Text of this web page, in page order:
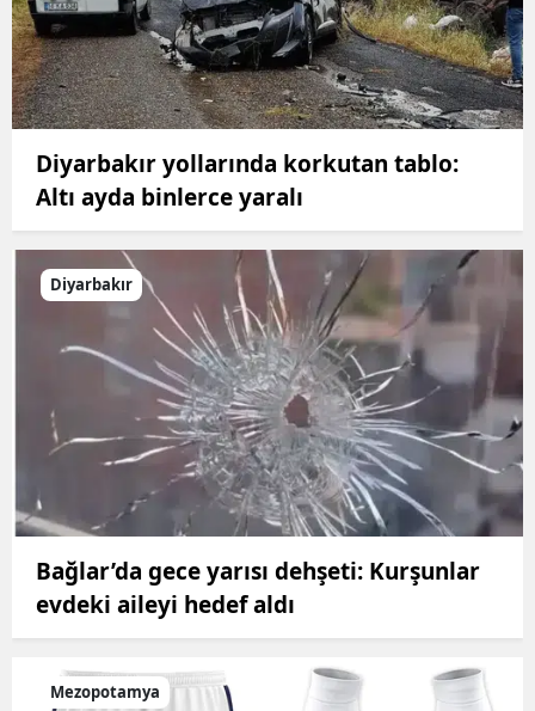
Diyarbakır yollarında korkutan tablo:
Altı ayda binlerce yaralı
Diyarbakır
Bağlar’da gece yarısı dehşeti: Kurşunlar
evdeki aileyi hedef aldı
Mezopotamya